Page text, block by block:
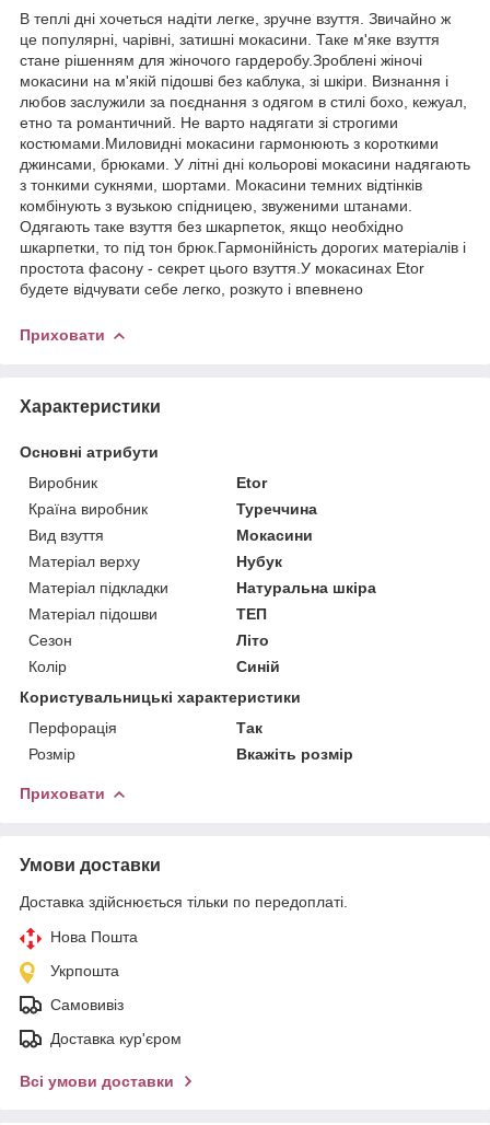
В теплі дні хочеться надіти легке, зручне взуття. Звичайно ж
це популярні, чарівні, затишні мокасини. Таке м'яке взуття
стане рішенням для жіночого гардеробу.Зроблені жіночі
мокасини на м'якій підошві без каблука, зі шкіри. Визнання і
любов заслужили за поєднання з одягом в стилі бохо, кежуал,
етно та романтичний. Не варто надягати зі строгими
костюмами.Миловидні мокасини гармонюють з короткими
джинсами, брюками. У літні дні кольорові мокасини надягають
з тонкими сукнями, шортами. Мокасини темних відтінків
комбінують з вузькою спідницею, звуженими штанами.
Одягають таке взуття без шкарпеток, якщо необхідно
шкарпетки, то під тон брюк.Гармонійність дорогих матеріалів і
простота фасону - секрет цього взуття.У мокасинах Etor
будете відчувати себе легко, розкуто і впевнено
Приховати
Характеристики
Основні атрибути
Виробник
Etor
Країна виробник
Туреччина
Вид взуття
Мокасини
Матеріал верху
Нубук
Матеріал підкладки
Натуральна шкіра
Матеріал підошви
ТЕП
Сезон
Літо
Колір
Синій
Користувальницькі характеристики
Перфорація
Так
Розмір
Вкажіть розмір
Приховати
Умови доставки
Доставка здійснюється тільки по передоплаті.
Нова Пошта
Укрпошта
Самовивіз
Доставка кур'єром
Всі умови доставки